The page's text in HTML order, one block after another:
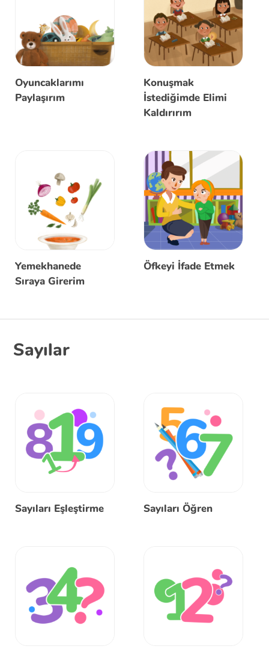
Oyuncaklarımı
Paylaşırım
Konuşmak
İstediğimde Elimi
Kaldırırım
Yemekhanede
Sıraya Girerim
Öfkeyi İfade Etmek
Sayılar
Sayıları Eşleştirme Sayıları Öğren